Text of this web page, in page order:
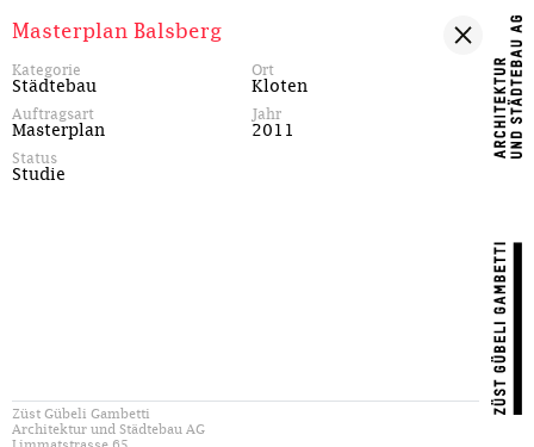
Masterplan Balsberg
Kategorie
Städtebau
Ort
Kloten
Auftragsart
Masterplan
Jahr
2011
Status
Studie
Züst Gübeli Gambetti
Architektur und Städtebau AG